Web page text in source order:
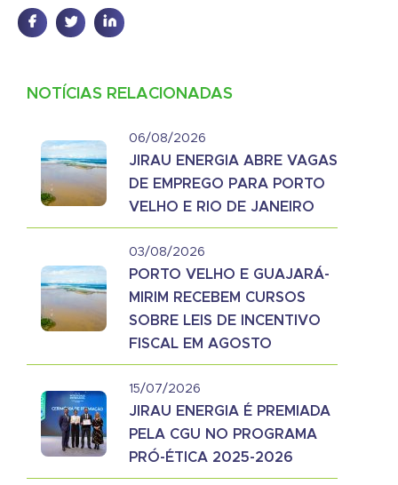
NOTÍCIAS RELACIONADAS
06/08/2026
JIRAU ENERGIA ABRE VAGAS
DE EMPREGO PARA PORTO
VELHO E RIO DE JANEIRO
03/08/2026
PORTO VELHO E GUAJARÁ-
MIRIM RECEBEM CURSOS
SOBRE LEIS DE INCENTIVO
FISCAL EM AGOSTO
15/07/2026
JIRAU ENERGIA É PREMIADA
PELA CGU NO PROGRAMA
PRÓ-ÉTICA 2025-2026